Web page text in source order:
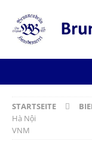
STARTSEITE
Hà Nội
VNM